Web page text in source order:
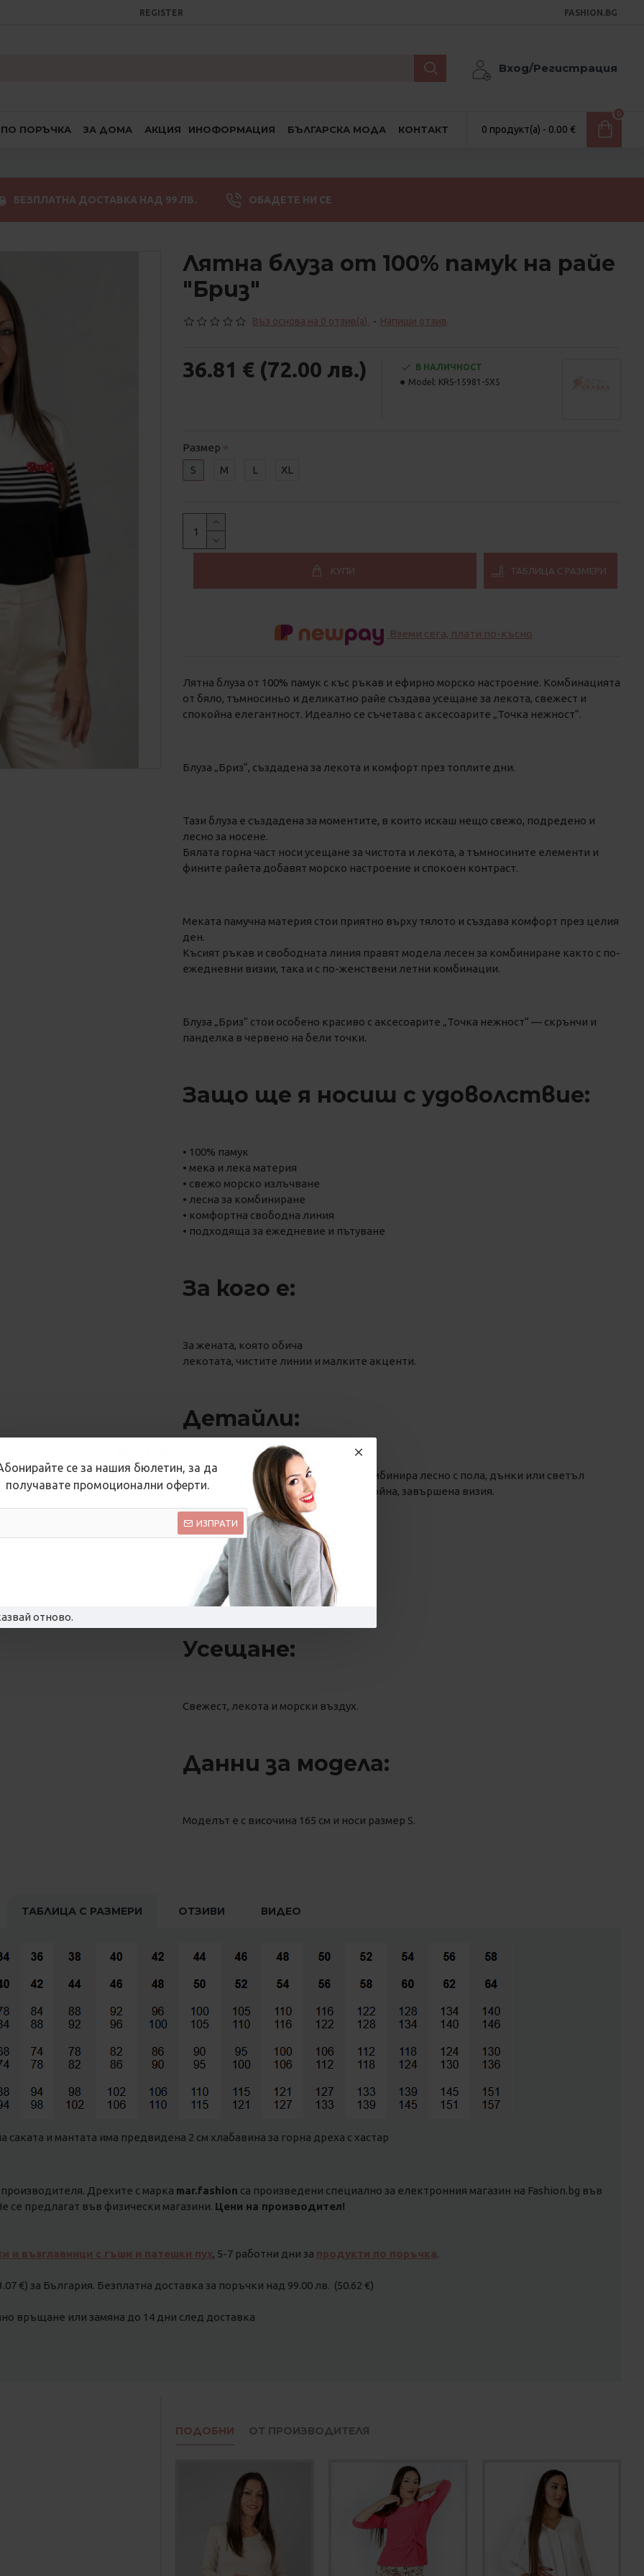
се за нашия бюлетин, за да
получавате промоционални оферти.
ИЗПРАТИ
отново.
REGISTER FASHION.BG
Вход/Регистрация
ПО ПОРЪЧКА ЗА ДОМА АКЦИЯ ИНОФОРМАЦИЯ БЪЛГАРСКА МОДА КОНТАКТ 0 продукт(а) - 0.00 €
0
БЕЗПЛАТНА ДОСТАВКА НАД 99 ЛВ. ОБАДЕТЕ НИ СЕ
Лятна блуза от 100% памук на райе
"Бриз"
Въз основа на 0 отзив(а). - Напиши отзив
36.81 € (72.00 лв.)
В НАЛИЧНОСТ
Model: KRS-15981-5X5
Размер
S
M L XL
КУПИ ТАБЛИЦА С РАЗМЕРИ
Вземи сега, плати по-късно
Лятна блуза от 100% памук с къс ръкав и ефирно морско настроение. Комбинацията
от бяло, тъмносиньо и деликатно райе създава усещане за лекота, свежест и
спокойна елегантност. Идеално се съчетава с аксесоарите „Точка нежност“.
Блуза „Бриз“, създадена за лекота и комфорт през топлите дни.
Тази блуза е създадена за моментите, в които искаш нещо свежо, подредено и
лесно за носене.
Бялата горна част носи усещане за чистота и лекота, а тъмносините елементи и
фините райета добавят морско настроение и спокоен контраст.
Меката памучна материя стои приятно върху тялото и създава комфорт през целия
ден.
Късият ръкав и свободната линия правят модела лесен за комбиниране както с по-
ежедневни визии, така и с по-женствени летни комбинации.
Блуза „Бриз“ стои особено красиво с аксесоарите „Точка нежност“ — скрънчи и
панделка в червено на бели точки.
Защо ще я носиш с удоволствие:
• 100% памук
• мека и лека материя
• свежо морско излъчване
• лесна за комбиниране
• комфортна свободна линия
• подходяща за ежедневие и пътуване
За кого е:
За жената, която обича
лекотата, чистите линии и малките акценти.
Детайли:
Тази дамска лятна блуза с райе се комбинира лесно с пола, дънки или светъл
панталон и създава усещане за спокойна, завършена визия.
✔ 100% памук
✔ мека и комфортна материя
✔ произведена в България
✔ бутикова серия
Усещане:
Свежест, лекота и морски въздух.
Данни за модела:
Моделът е с височина 165 см и носи размер S.
ТАБЛИЦА С РАЗМЕРИ ОТЗИВИ ВИДЕО
саката и мантата има предвидена 2 см хлабавина за горна дреха с хастар
Дрехите с марка mar.fashion са произведени специално за електронния магазин на Fashion.bg във
се предлагат във физически магазини. Цени на производител!
и възглавници с гъши и патешки пух, 5-7 работни дни за продукти по поръчка.
€) за България. Безплатна доставка за поръчки над 99.00 лв. (50.62 €)
връщане или замяна до 14 дни след доставка
ПОДОБНИ ОТ ПРОИЗВОДИТЕЛЯ